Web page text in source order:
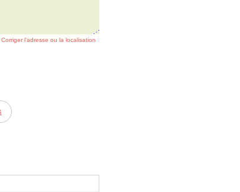
Corriger l’adresse ou la localisation